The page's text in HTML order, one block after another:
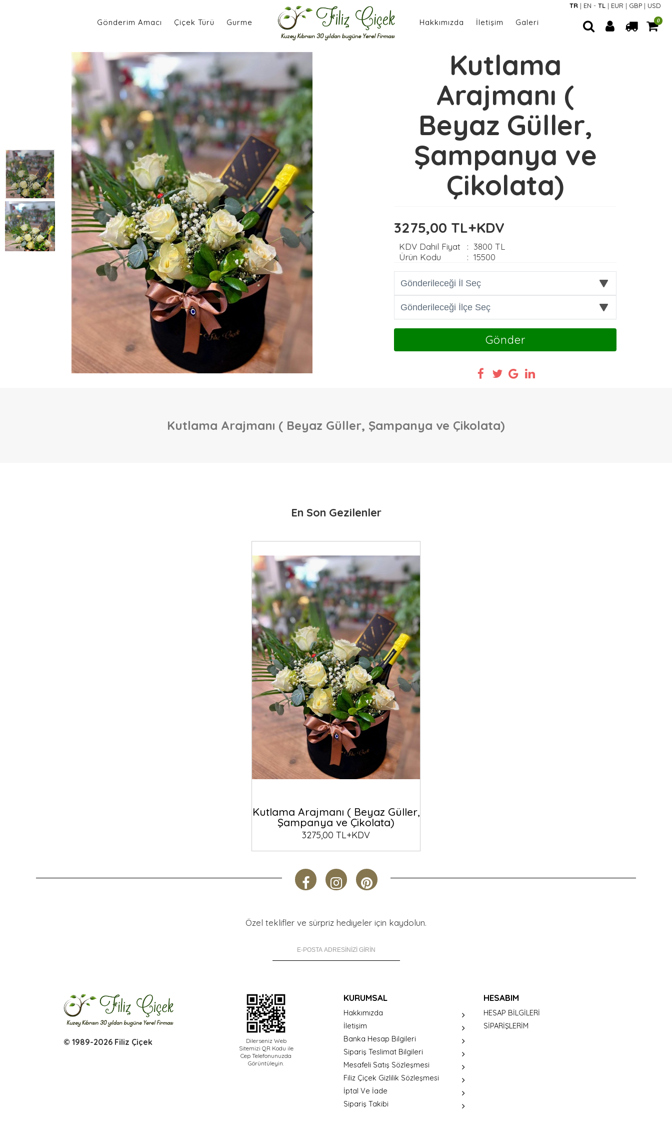
TR | EN - TL | EUR | GBP | USD
0
Gönderim Amacı Çiçek Türü Gurme Hakkımızda İletişim Galeri
Kutlama
Arajmanı (
Beyaz Güller,
Şampanya ve
Çikolata)
3275,00 TL+KDV
KDV Dahil Fiyat : 3800 TL
Ürün Kodu
:15500
Gönder
Kutlama Arajmanı ( Beyaz Güller, Şampanya ve Çikolata)
En Son Gezilenler
Kutlama Arajmanı ( Beyaz Güller,
Şampanya ve Çikolata)
3275,00 TL+KDV
Özel teklifler ve sürpriz hediyeler için kaydolun.
© 1989-2026 Filiz Çiçek
Dilerseniz Web
Sitemizi QR Kodu ile
Cep Telefonunuzda
Görüntüleyin.
KURUMSAL
Hakkımızda
İletişim
Banka Hesap Bilgileri
Sipariş Teslimat Bilgileri
Mesafeli Satış Sözleşmesi
Filiz Çiçek Gizlilik Sözleşmesi
İptal Ve İade
Sipariş Takibi
HESABIM
HESAP BİLGİLERİ
SİPARİŞLERİM